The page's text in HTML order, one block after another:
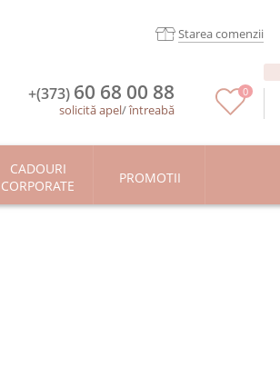
Starea comenzii
0
+(373) 60 68 00 88
solicită apel/întreabă
CADOURI
CORPORATE
PROMOTII